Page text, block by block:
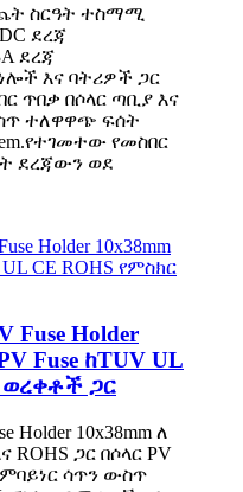
ስርዓት ተስማሚ
ደረጃ
ደረጃ
እና ባትሪዎች ጋር
ጥበቃ በሶላር ጣቢያ እና
ተለዋዋጭ ፍሰት
የመስበር
ደረጃውን ወደ
Fuse Holder
Fuse ከTUV UL
ወረቀቶች ጋር
Holder 10x38mm ለ
ROHS ጋር በሶላር PV
ሳጥን ውስጥ